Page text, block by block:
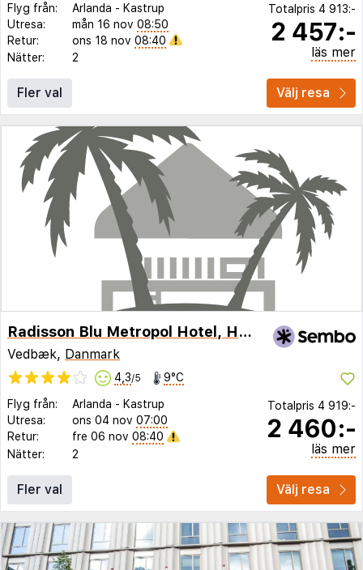
Flyg från: Arlanda - Kastrup
Utresa:
mån 16 nov 08:50
Retur:
ons 18 nov 08:40
Nätter:
2
Totalpris 4 913:-
2 457:-
läs mer
Fler val Välj resa
Radisson Blu Metropol Hotel, Helsingborg
Vedbæk, Danmark
4,3/5 9°C
Flyg från: Arlanda - Kastrup
Utresa:
ons 04 nov 07:00
Retur:
fre 06 nov 08:40
Nätter:
2
Totalpris 4 919:-
2 460:-
läs mer
Fler val Välj resa